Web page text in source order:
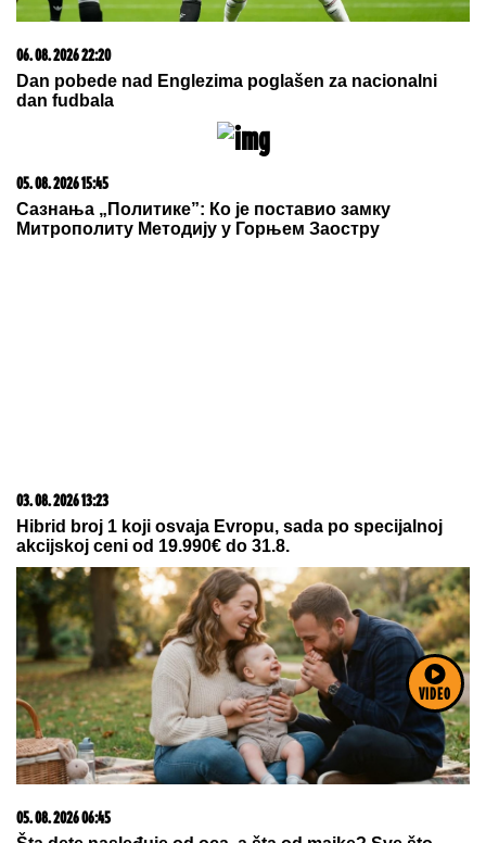
VIDEO
06. 08. 2026 22:20
Dan pobede nad Englezima poglašen za nacionalni
dan fudbala
05. 08. 2026 15:45
Сазнања „Политике”: Ко је поставио замку
Митрополиту Методију у Горњем Заостру
03. 08. 2026 13:23
Hibrid broj 1 koji osvaja Evropu, sada po specijalnoj
akcijskoj ceni od 19.990€ do 31.8.
05. 08. 2026 06:45